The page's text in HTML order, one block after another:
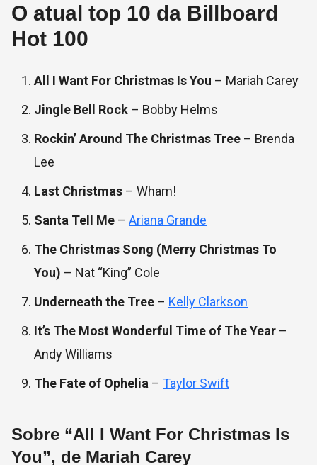
O atual top 10 da Billboard
Hot 100
All I Want For Christmas Is You – Mariah Carey
Jingle Bell Rock – Bobby Helms
Rockin’ Around The Christmas Tree – Brenda
Lee
Last Christmas – Wham!
Santa Tell Me – Ariana Grande
The Christmas Song (Merry Christmas To
You) – Nat “King” Cole
Underneath the Tree – Kelly Clarkson
It’s The Most Wonderful Time of The Year –
Andy Williams
The Fate of Ophelia – Taylor Swift
Sobre “All I Want For Christmas Is
You”, de Mariah Carey